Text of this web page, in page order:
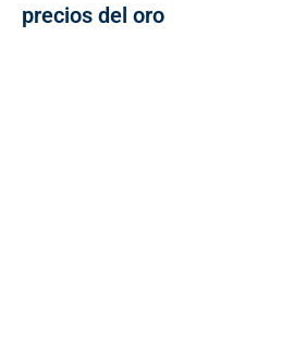
precios del oro